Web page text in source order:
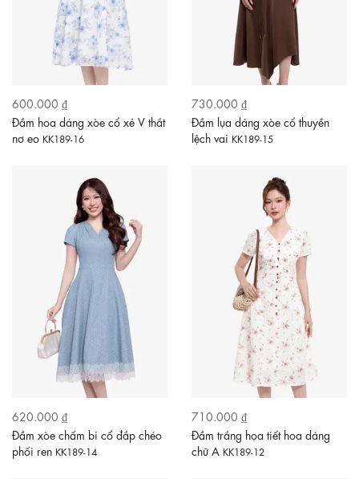
600.000 ₫
Đầm hoa dáng xòe cổ xẻ V thắt
nơ eo KK189-16
730.000 ₫
Đầm lụa dáng xòe cổ thuyền
lệch vai KK189-15
620.000 ₫
Đầm xòe chấm bi cổ đắp chéo
phối ren KK189-14
710.000 ₫
Đầm trắng họa tiết hoa dáng
chữ A KK189-12